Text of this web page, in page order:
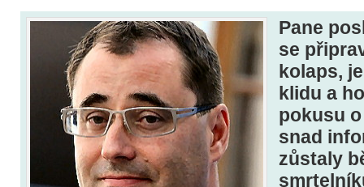
Pane
se
kolaps,
klidu a
pokusu
snad
zůstaly